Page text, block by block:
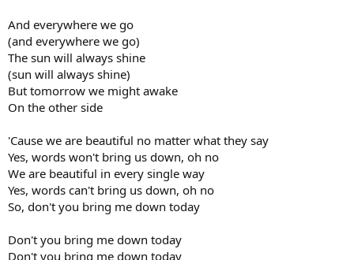
And everywhere we go
(and everywhere we go)
The sun will always shine
(sun will always shine)
But tomorrow we might awake
On the other side
'Cause we are beautiful no matter what they say
Yes, words won't bring us down, oh no
We are beautiful in every single way
Yes, words can't bring us down, oh no
So, don't you bring me down today
Don't you bring me down today
Don't you bring me down today